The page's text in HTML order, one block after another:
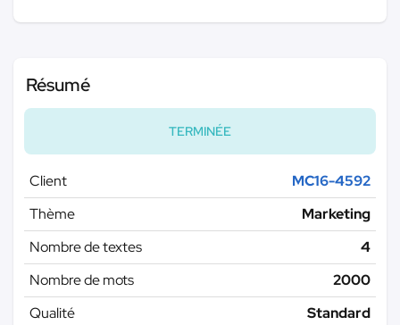
Résumé
TERMINÉE
Client
MC16-4592
Thème
Marketing
Nombre de textes
4
Nombre de mots
2000
Qualité
Standard